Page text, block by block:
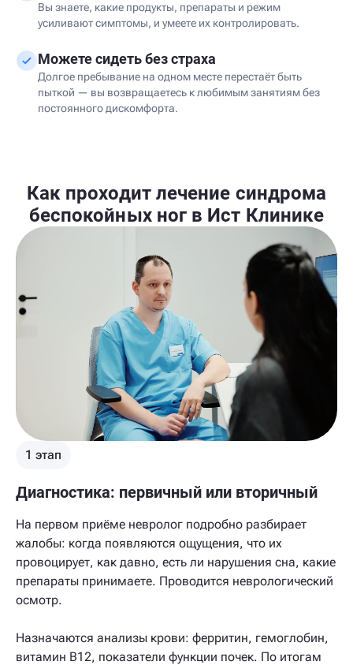
Вы знаете, какие продукты, препараты и режим
усиливают симптомы, и умеете их контролировать.
Можете сидеть без страха
Долгое пребывание на одном месте перестаёт быть
пыткой — вы возвращаетесь к любимым занятиям без
постоянного дискомфорта.
Как проходит лечение синдрома
беспокойных ног в Ист Клинике
1 этап
Диагностика: первичный или вторичный
На первом приёме невролог подробно разбирает
жалобы: когда появляются ощущения, что их
провоцирует, как давно, есть ли нарушения сна, какие
препараты принимаете. Проводится неврологический
осмотр.
Назначаются анализы крови: ферритин, гемоглобин,
витамин В12, показатели функции почек. По итогам